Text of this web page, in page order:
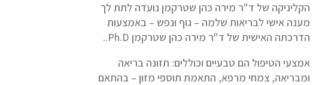
הקליניקה של ד"ר מירה כהן שטרקמן נועדה לתת לך
מענה אישי לבריאות שלמה – גוף ונפש – באמצעות
הדרכתה האישית של ד"ר מירה כהן שטרקמן Ph.D..
אמצעי הטיפול הם טבעיים וכוללים: תזונה בריאה
ומבריאה, צמחי מרפא, התאמת תוספי מזון – בהתאם